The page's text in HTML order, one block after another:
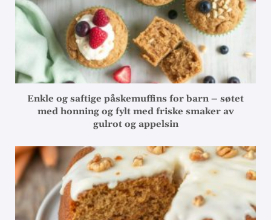
Enkle og saftige påskemuffins for barn – søtet
med honning og fylt med friske smaker av
gulrot og appelsin